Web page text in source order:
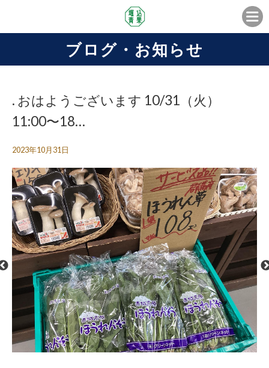
ブログ・お知らせ
. おはようございます️ 10/31（火）
11:00〜18…
2023年10月31日